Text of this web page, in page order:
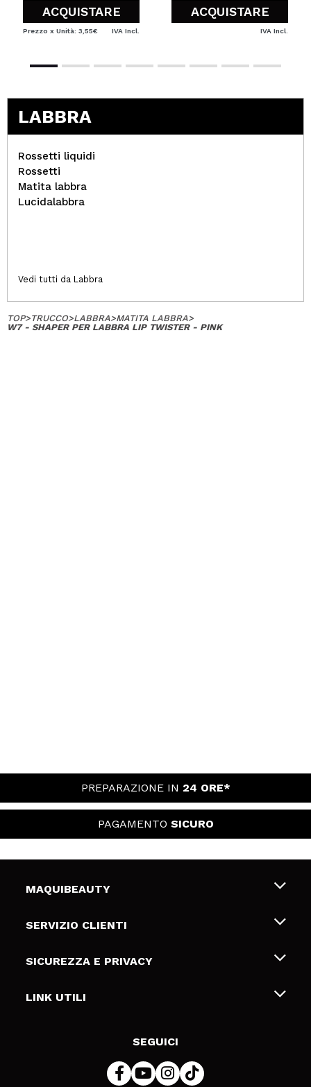
ACQUISTARE
Prezzo x Unità: 3,55€ IVA Incl.
ACQUISTARE
IVA Incl.
LABBRA
Rossetti liquidi
Rossetti
Matita labbra
Lucidalabbra
Vedi tutti da Labbra
TOP>TRUCCO>LABBRA>MATITA LABBRA>
W7 - SHAPER PER LABBRA LIP TWISTER - PINK
PREPARAZIONE IN 24 ORE*
PAGAMENTO SICURO
MAQUIBEAUTY
Chi siamo
Gift Cards
SERVIZIO CLIENTI
Spedizioni & Resi
Metodi di pagamamento
SICUREZZA E PRIVACY
Termini e condizioni
LINK UTILI
SEGUICI